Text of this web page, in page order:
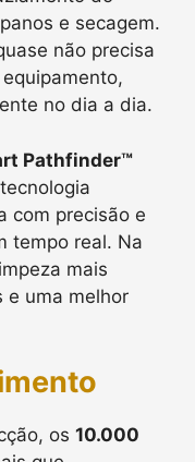
e secagem.
não precisa
no dia a dia.
Pathfinder™
com precisão e
tempo real. Na
mais
e uma melhor
os 10.000